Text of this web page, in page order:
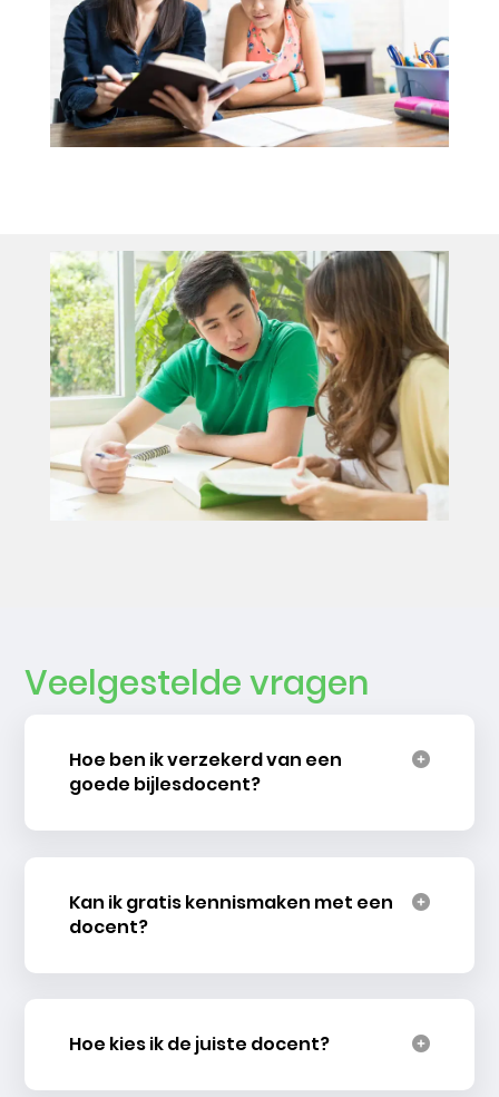
Veelgestelde vragen
Hoe ben ik verzekerd van een
goede bijlesdocent?
Kan ik gratis kennismaken met een
docent?
Hoe kies ik de juiste docent?